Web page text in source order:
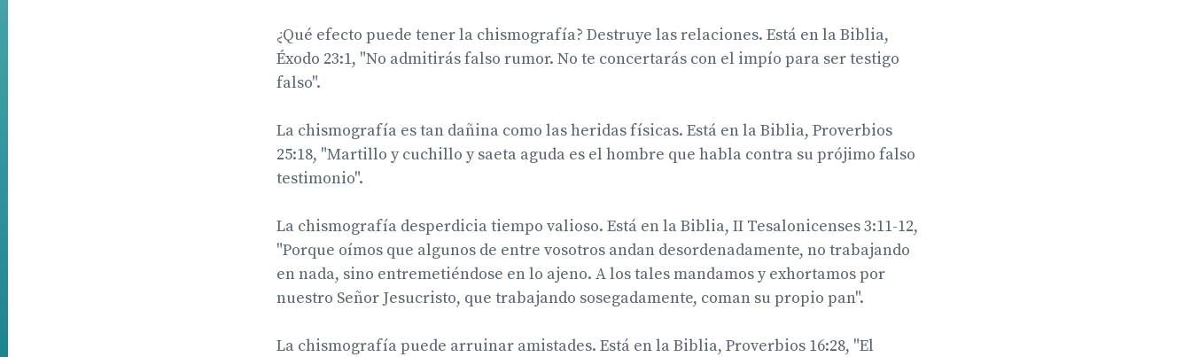
¿Qué efecto puede tener la chismografía? Destruye las relaciones. Está en la Biblia,
Éxodo 23:1, "No admitirás falso rumor. No te concertarás con el impío para ser testigo
falso".
La chismografía es tan dañina como las heridas físicas. Está en la Biblia, Proverbios
25:18, "Martillo y cuchillo y saeta aguda es el hombre que habla contra su prójimo falso
testimonio".
La chismografía desperdicia tiempo valioso. Está en la Biblia, II Tesalonicenses 3:11-12,
"Porque oímos que algunos de entre vosotros andan desordenadamente, no trabajando
en nada, sino entremetiéndose en lo ajeno. A los tales mandamos y exhortamos por
nuestro Señor Jesucristo, que trabajando sosegadamente, coman su propio pan".
La chismografía puede arruinar amistades. Está en la Biblia, Proverbios 16:28, "El